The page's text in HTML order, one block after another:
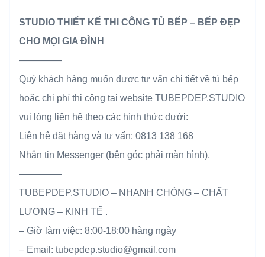
STUDIO THIẾT KẾ THI CÔNG TỦ BẾP – BẾP ĐẸP
CHO MỌI GIA ĐÌNH
————–
Quý khách hàng muốn được tư vấn chi tiết về tủ bếp
hoặc chi phí thi công tại website TUBEPDEP.STUDIO
vui lòng liên hệ theo các hình thức dưới:
Liên hệ đặt hàng và tư vấn: 0813 138 168
Nhắn tin Messenger (bên góc phải màn hình).
————–
TUBEPDEP.STUDIO – NHANH CHÓNG – CHẤT
LƯỢNG – KINH TẾ .
– Giờ làm việc: 8:00-18:00 hàng ngày
– Email: tubepdep.studio@gmail.com